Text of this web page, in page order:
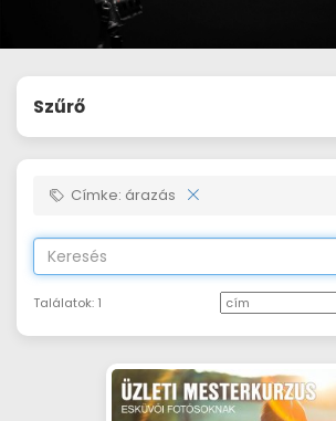
Szűrő
Címke: árazás
Találatok: 1